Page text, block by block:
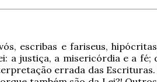
escribas e fariseus,
a justiça, a misericórdia e a fé;
errada das Escrituras.